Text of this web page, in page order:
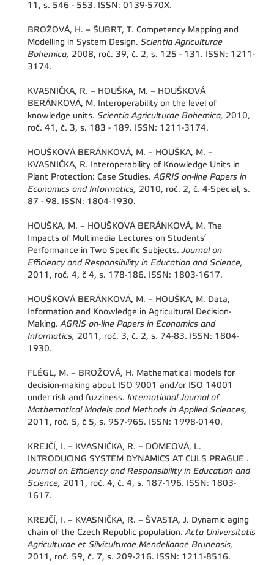
11, s. 546 - 553. ISSN: 0139-570X.
BROŽOVÁ, H. – ŠUBRT, T. Competency Mapping and
Modelling in System Design. Scientia Agriculturae
Bohemica, 2008, roč. 39, č. 2, s. 125 - 131. ISSN: 1211-
3174.
KVASNIČKA, R. – HOUŠKA, M. – HOUŠKOVÁ
BERÁNKOVÁ, M. Interoperability on the level of
knowledge units. Scientia Agriculturae Bohemica, 2010,
roč. 41, č. 3, s. 183 - 189. ISSN: 1211-3174.
HOUŠKOVÁ BERÁNKOVÁ, M. – HOUŠKA, M. –
KVASNIČKA, R. Interoperability of Knowledge Units in
Plant Protection: Case Studies.AGRIS on-line Papers in
Economics and Informatics, 2010, roč. 2, č. 4-Special, s.
87 - 98. ISSN: 1804-1930.
HOUŠKA, M. – HOUŠKOVÁ BERÁNKOVÁ, M. The
Impacts of Multimedia Lectures on Students’
Performance in Two Specific Subjects.Journal on
Efficiency and Responsibility in Education and Science,
2011, roč. 4, č 4, s. 178-186. ISSN: 1803-1617.
HOUŠKOVÁ BERÁNKOVÁ, M. – HOUŠKA, M. Data,
Information and Knowledge in Agricultural Decision-
Making.AGRIS on-line Papers in Economics and
Informatics, 2011, roč. 3, č. 2, s. 74-83. ISSN: 1804-
1930.
FLÉGL, M. – BROŽOVÁ, H. Mathematical models for
decision-making about ISO 9001 and/or ISO 14001
under risk and fuzziness. International Journal of
Mathematical Models and Methods in Applied Sciences,
2011, roč. 5, č 5, s. 957-965. ISSN: 1998-0140.
KREJČÍ, I. – KVASNIČKA, R. – DÖMEOVÁ, L.
INTRODUCING SYSTEM DYNAMICS AT CULS PRAGUE .
Journal on Efficiency and Responsibility in Education and
Science, 2011, roč. 4, č. 4, s. 187-196. ISSN: 1803-
1617.
KREJČÍ, I. – KVASNIČKA, R. – ŠVASTA, J. Dynamic aging
chain of the Czech Republic population.Acta Universitatis
Agriculturae et Silviculturae Mendelianae Brunensis,
2011, roč. 59, č. 7, s. 209-216. ISSN: 1211-8516.